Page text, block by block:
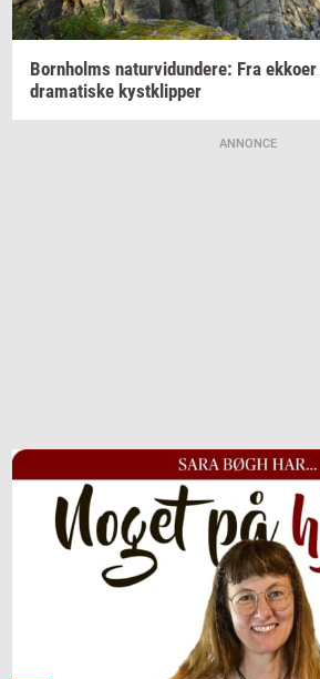
Born­holms na­tur­vi­dun­de­re: Fra ek­ko­er
dra­ma­ti­ske kyst­klip­per
ANNONCE